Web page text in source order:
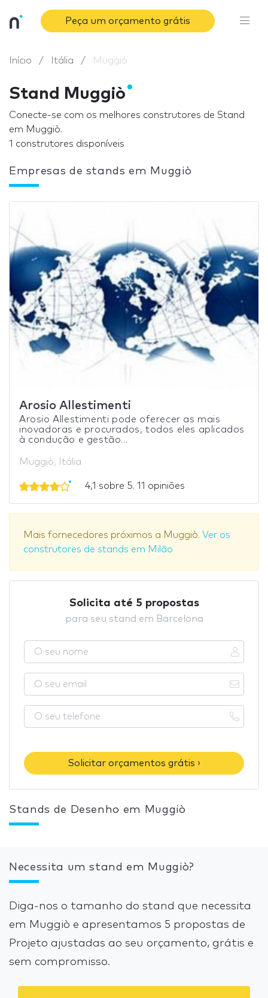
Peça um orçamento grátis
Início Itália Muggiò
Stand Muggiò
Conecte-se com os melhores construtores de Stand
em Muggiò.
1 construtores disponíveis
Empresas de stands em Muggiò
Arosio Allestimenti
Arosio Allestimenti pode oferecer as mais
inovadoras e procurados, todos eles aplicados
à condução e gestão...
Muggiò, Itália
4,1 sobre 5. 11 opiniões
Mais fornecedores próximos a Muggiò. Ver os
construtores de stands em Milão
Solicita até 5 propostas
para seu stand em Barcelona
Solicitar orçamentos grátis ›
Stands de Desenho em Muggiò
Necessita um stand em Muggiò?
Diga-nos o tamanho do stand que necessita
em Muggiò e apresentamos 5 propostas de
Projeto ajustadas ao seu orçamento, grátis e
sem compromisso.